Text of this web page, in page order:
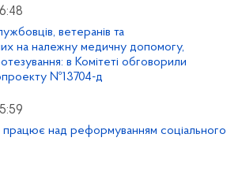
ветеранів та
на належну медичну допомогу,
в Комітеті обговорили
№13704-д
працює над реформуванням соціального